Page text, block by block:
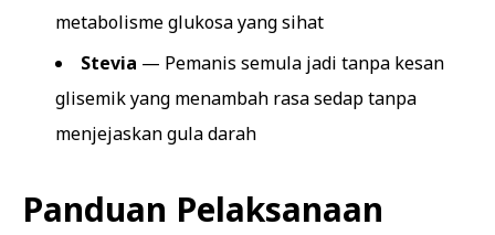
metabolisme glukosa yang sihat
Stevia — Pemanis semula jadi tanpa kesan
glisemik yang menambah rasa sedap tanpa
menjejaskan gula darah
Panduan Pelaksanaan